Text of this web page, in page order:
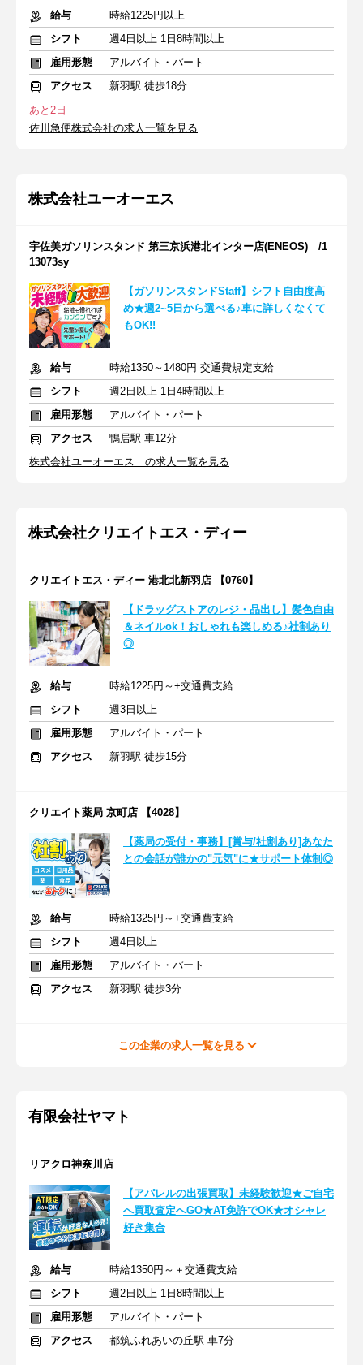
給与
時給1225円以上
シフト
週4日以上 1日8時間以上
雇用形態
アルバイト・パート
アクセス
新羽駅 徒歩18分
あと2日
佐川急便株式会社の求人一覧を見る
株式会社ユーオーエス
宇佐美ガソリンスタンド 第三京浜港北インター店(ENEOS) /1
13073sy
【ガソリンスタンドStaff】シフト自由度高
め★週2~5日から選べる♪車に詳しくなくて
もOK!!
給与
時給1350～1480円 交通費規定支給
シフト
週2日以上 1日4時間以上
雇用形態
アルバイト・パート
アクセス
鴨居駅 車12分
株式会社ユーオーエス の求人一覧を見る
株式会社クリエイトエス・ディー
クリエイトエス・ディー 港北北新羽店 【0760】
【ドラッグストアのレジ・品出し】髪色自由
＆ネイルok！おしゃれも楽しめる♪社割あり
◎
給与
時給1225円～+交通費支給
シフト
週3日以上
雇用形態
アルバイト・パート
アクセス
新羽駅 徒歩15分
クリエイト薬局 京町店 【4028】
【薬局の受付・事務】[賞与/社割あり]あなた
との会話が誰かの"元気"に★サポート体制◎
給与
時給1325円～+交通費支給
シフト
週4日以上
雇用形態
アルバイト・パート
アクセス
新羽駅 徒歩3分
この企業の求人一覧を見る
有限会社ヤマト
リアクロ神奈川店
【アパレルの出張買取】未経験歓迎★ご自宅
へ買取査定へGO★AT免許でOK★オシャレ
好き集合
給与
時給1350円～＋交通費支給
シフト
週2日以上 1日8時間以上
雇用形態
アルバイト・パート
アクセス
都筑ふれあいの丘駅 車7分